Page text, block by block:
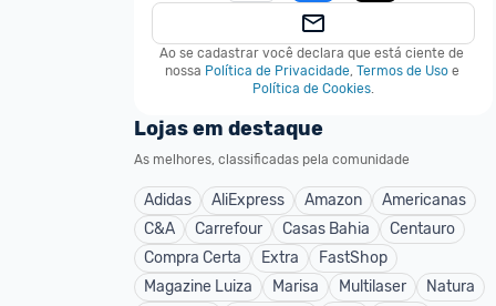
Ao se cadastrar você declara que está ciente de
nossa Política de Privacidade, Termos de Uso e
Política de Cookies.
Lojas em destaque
As melhores, classificadas pela comunidade
Adidas AliExpress Amazon
Americanas
C&A
Carrefour Casas Bahia
Centauro
Compra Certa
Extra
FastShop
Magazine Luiza
Marisa Multilaser
Natura